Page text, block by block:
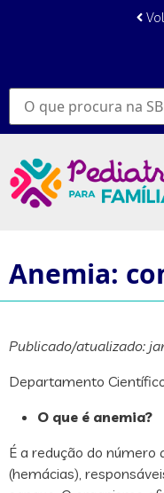
Anemia:
Publicado/atualizado:
Departamento
O que é anemia?
É a redução do
(hemácias),